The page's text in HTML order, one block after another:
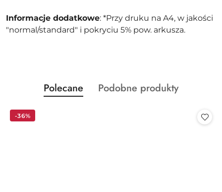
Informacje dodatkowe: *Przy druku na A4, w jakości
"normal/standard" i pokryciu 5% pow. arkusza.
Pomiń karuzelę produktów
Produkty
o
Polecane
Produkty
Podobne produkty
-36%